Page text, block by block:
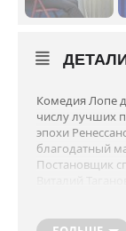
Комедия Лопе
числу лучших
эпохи
благодатный
Постановщик